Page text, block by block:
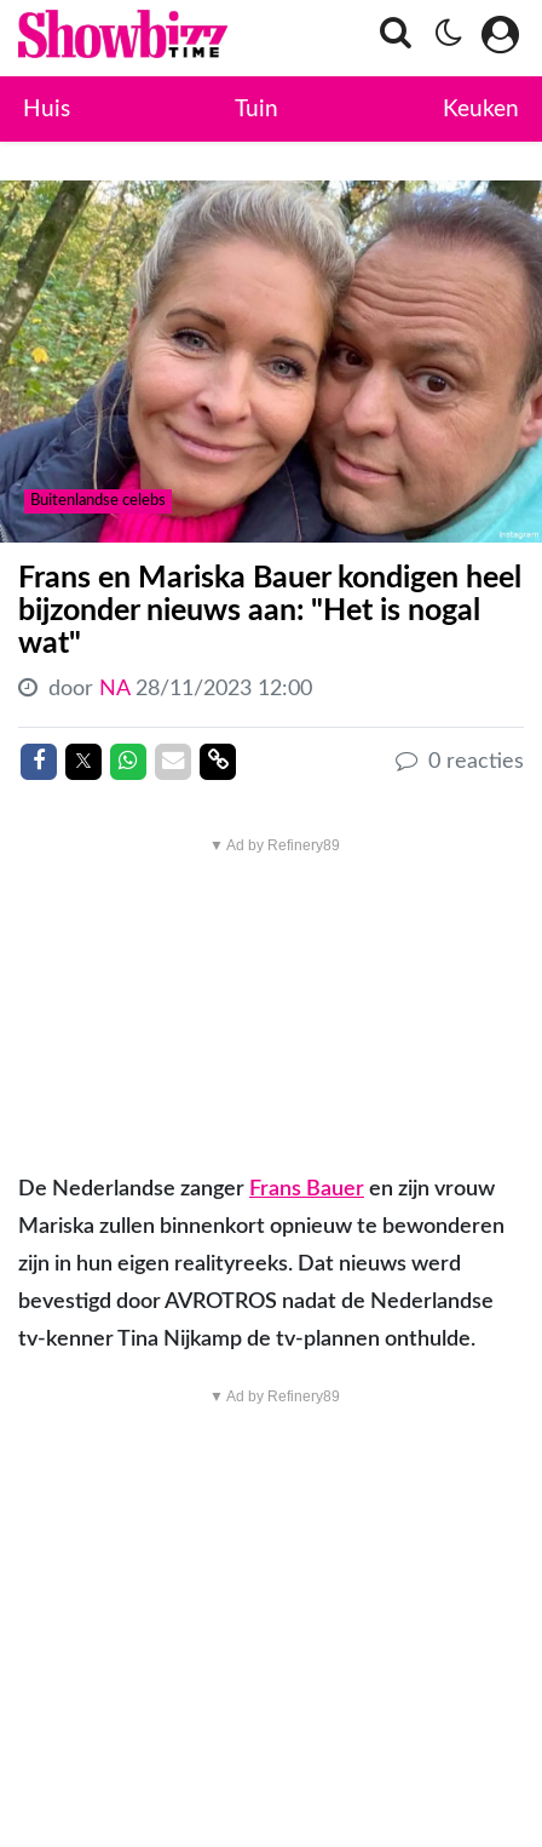
Huis Tuin Keuken
Buitenlandse celebs
Frans en Mariska Bauer kondigen heel
bijzonder nieuws aan: "Het is nogal
wat"
door NA 28/11/2023 12:00
Delen op Facebook
Delen op Twitter
Delen op Whatsapp
Delen via Mail
Delen link 0 reacties
▼ Ad by Refinery89
De Nederlandse zanger Frans Bauer en zijn vrouw
Mariska zullen binnenkort opnieuw te bewonderen
zijn in hun eigen realityreeks. Dat nieuws werd
bevestigd door AVROTROS nadat de Nederlandse
tv-kenner Tina Nijkamp de tv-plannen onthulde.
▼ Ad by Refinery89